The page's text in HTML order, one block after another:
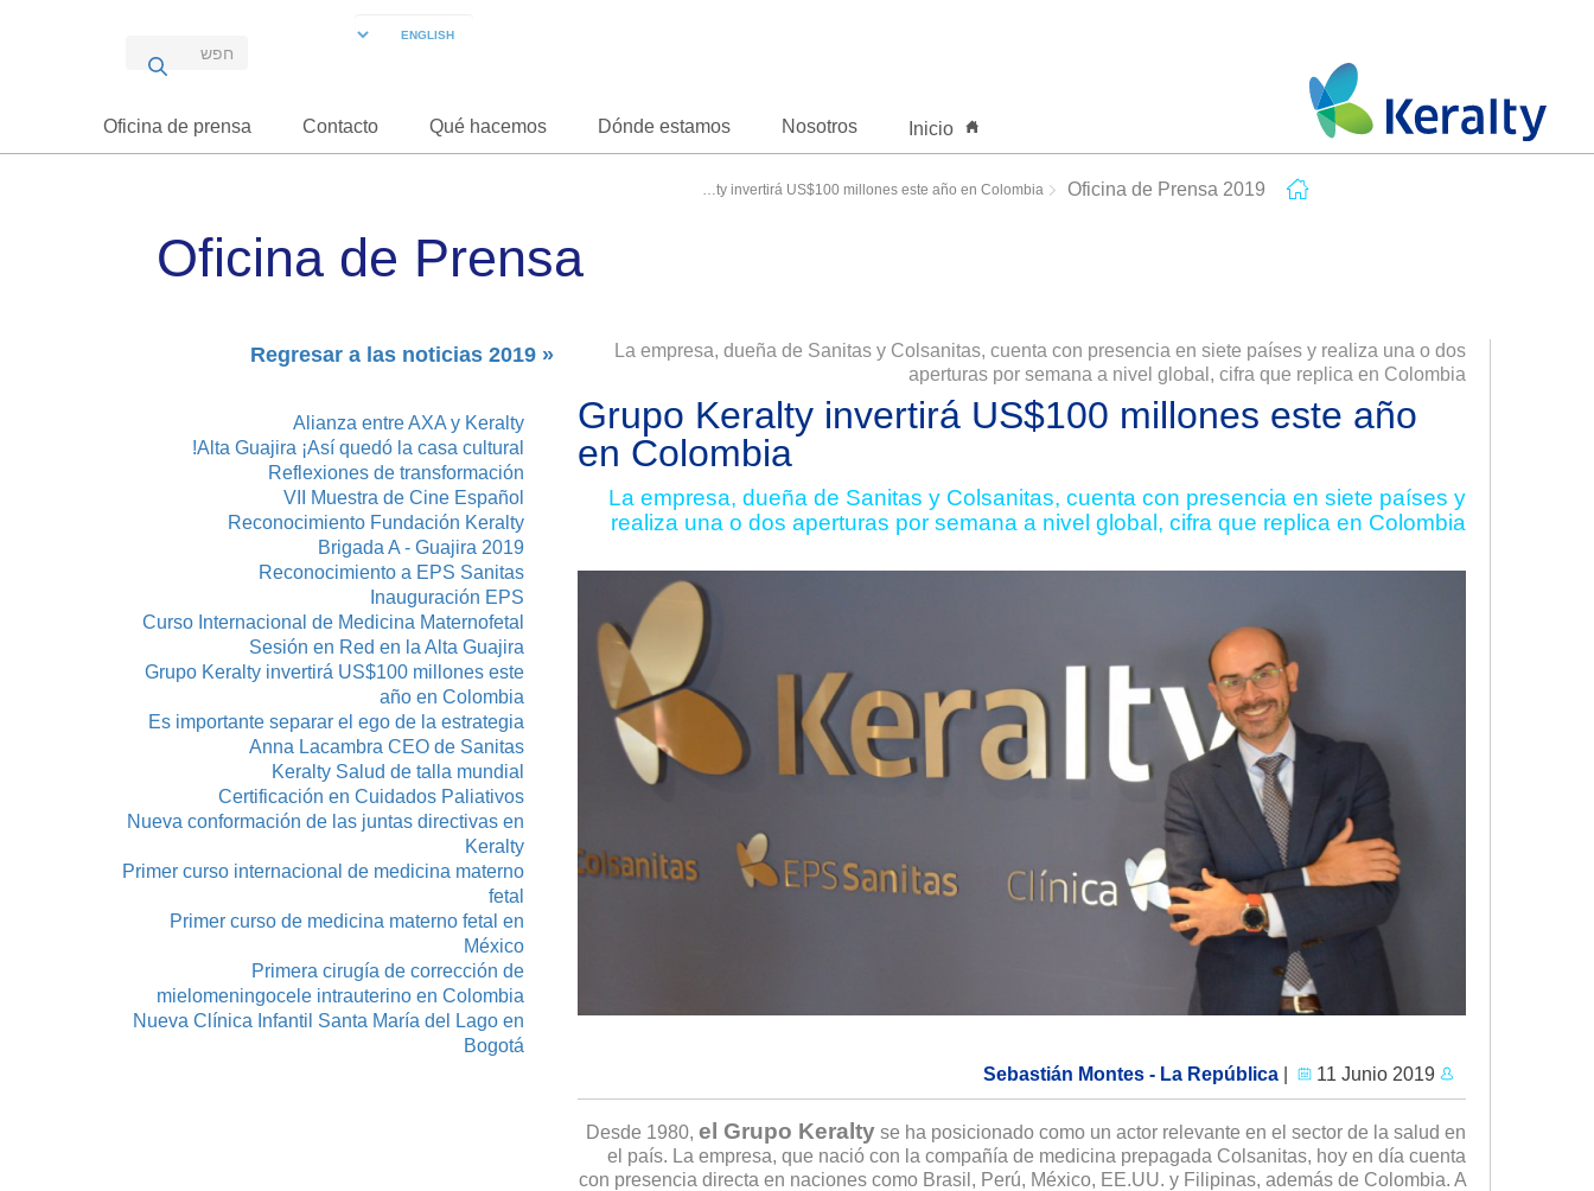
Inicio
Nosotros
Dónde estamos
Qué hacemos
Contacto
Oficina de prensa
Oficina de Prensa 2019
Grupo Keralty invertirá US$100 millones este año en Colombia
Oficina de Prensa
La empresa, dueña de Sanitas y Colsanitas, cuenta con presencia en siete países y realiza una o dos
aperturas por semana a nivel global, cifra que replica en Colombia
Grupo Keralty invertirá US$100 millones este año
en Colombia
La empresa, dueña de Sanitas y Colsanitas, cuenta con presencia en siete países y
realiza una o dos aperturas por semana a nivel global, cifra que replica en Colombia
Sebastián Montes - La República
| 11 Junio 2019
Desde 1980,el Grupo Keralty se ha posicionado como un actor relevante en el sector de la salud en
el país. La empresa, que nació con la compañía de medicina prepagada Colsanitas, hoy en día cuenta
con presencia directa en naciones como Brasil, Perú, México, EE.UU. y Filipinas, además de Colombia. A
« Regresar a las noticias 2019
Alianza entre AXA y Keralty
Alta Guajira ¡Así quedó la casa cultural!
Reflexiones de transformación
VII Muestra de Cine Español
Reconocimiento Fundación Keralty
Brigada A - Guajira 2019
Reconocimiento a EPS Sanitas
Inauguración EPS
Curso Internacional de Medicina Maternofetal
Sesión en Red en la Alta Guajira
Grupo Keralty invertirá US$100 millones este
año en Colombia
Es importante separar el ego de la estrategia
Anna Lacambra CEO de Sanitas
Keralty Salud de talla mundial
Certificación en Cuidados Paliativos
Nueva conformación de las juntas directivas en
Keralty
Primer curso internacional de medicina materno
fetal
Primer curso de medicina materno fetal en
México
Primera cirugía de corrección de
mielomeningocele intrauterino en Colombia
Nueva Clínica Infantil Santa María del Lago en
Bogotá